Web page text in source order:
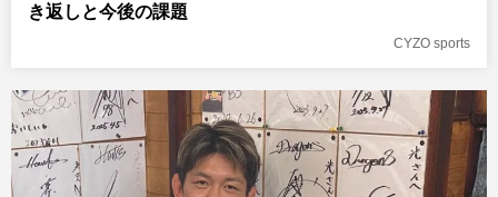
き返しと今後の課題
CYZO sports